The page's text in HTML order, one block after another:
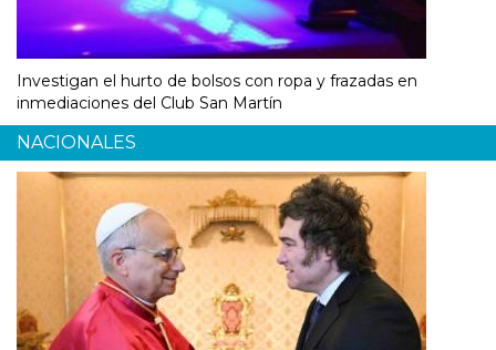
Investigan el hurto de bolsos con ropa y frazadas en
inmediaciones del Club San Martín
NACIONALES